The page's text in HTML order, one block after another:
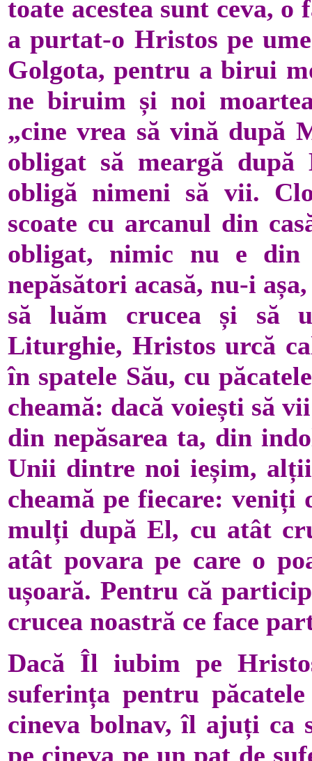
toate acestea sunt ceva,
a purtat-o Hristos pe
Golgota, pentru a birui
ne biruim și noi
„cine vrea să vină după
obligat să meargă
obligă nimeni să vii.
scoate cu arcanul din
obligat, nimic nu e din
nepăsători acasă, nu-i
să luăm crucea și să
Liturghie, Hristos urcă
în spatele Său, cu
cheamă: dacă voiești să
din nepăsarea ta, din
Unii dintre noi ieșim,
cheamă pe fiecare:
mulți după El, cu atât
atât povara pe care o
ușoară. Pentru că
crucea noastră ce face
Dacă Îl iubim pe
suferința pentru
cineva bolnav, îl ajuți ca
pe cineva pe un pat de